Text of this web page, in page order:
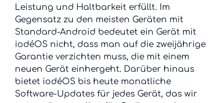
Leistung und Haltbarkeit erfüllt. Im
Gegensatz zu den meisten Geräten mit
Standard-Android bedeutet ein Gerät mit
iodéOS nicht, dass man auf die zweijährige
Garantie verzichten muss, die mit einem
neuen Gerät einhergeht. Darüber hinaus
bietet iodéOS bis heute monatliche
Software-Updates für jedes Gerät, das wir